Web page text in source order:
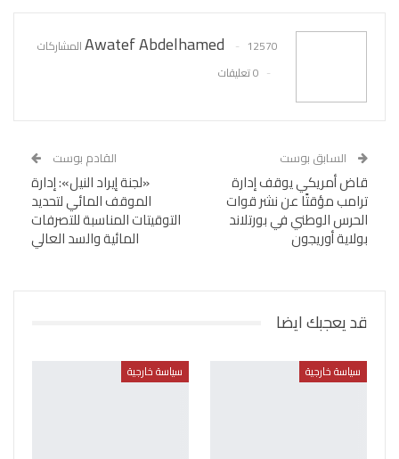
Awatef Abdelhamed
12570 المشاركات
0 تعليقات
السابق بوست
قاض أمريكي يوقف إدارة
ترامب مؤقتًا عن نشر قوات
الحرس الوطني في بورتلاند
بولاية أوريجون
القادم بوست
«لجنة إيراد النيل»: إدارة
الموقف المائي لتحديد
التوقيتات المناسبة للتصرفات
المائية والسد العالي
قد يعجبك ايضا
سياسة خارجية سياسة خارجية